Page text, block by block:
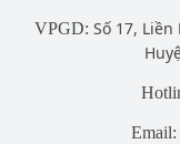
VPGD: Số 17,
Email: